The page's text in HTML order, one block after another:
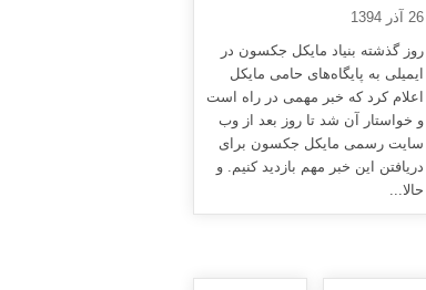
26 آذر 1394
روز گذشته بنیاد مایکل جکسون در
ایمیلی به پایگاه‌های حامی مایکل
اعلام کرد که خبر مهمی در راه است
و خواستار آن شد تا روز بعد از وب
سایت رسمی مایکل جکسون برای
دریافتن این خبر مهم بازدید کنیم. و
حالا...